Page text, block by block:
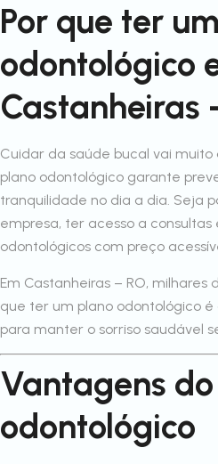
Por que ter
odontológico
Castanheiras
Cuidar da saúde bucal vai
plano odontológico garante
tranquilidade no dia a dia. Seja
empresa, ter acesso a
odontológicos com preço
Em Castanheiras – RO,
que ter um plano odontológico é
para manter o sorriso saudável
Vantagens
odontológico